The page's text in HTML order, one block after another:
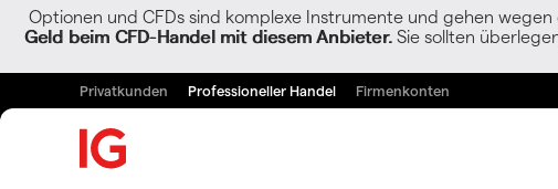
Optionen und CFDs sind komplexe Instrumente und gehen
Geld beim CFD-Handel mit diesem Anbieter. Sie sollten
Privatkunden Professioneller Handel Firmenkonten